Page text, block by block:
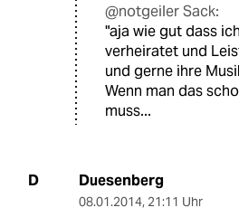
@notgeiler Sack:
"aja wie gut dass
verheiratet und
und gerne ihre
Wenn man das
muss...
D Duesenberg
08.01.2014, 21:11 Uhr